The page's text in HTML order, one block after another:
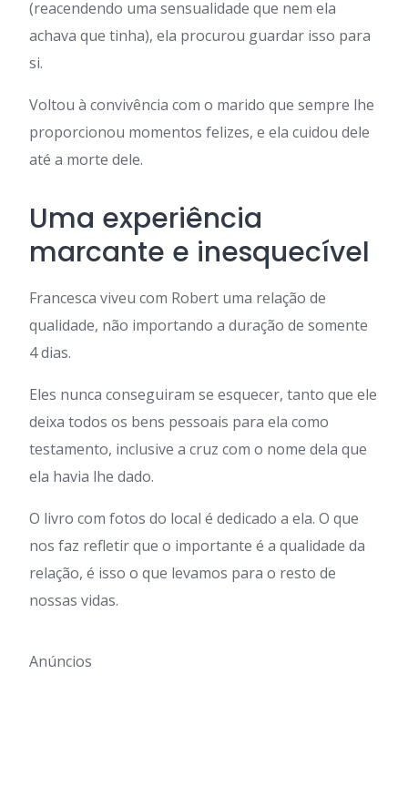
(reacendendo uma sensualidade que nem ela
achava que tinha), ela procurou guardar isso para
si.
Voltou à convivência com o marido que sempre lhe
proporcionou momentos felizes, e ela cuidou dele
até a morte dele.
Uma experiência
marcante e inesquecível
Francesca viveu com Robert uma relação de
qualidade, não importando a duração de somente
4 dias.
Eles nunca conseguiram se esquecer, tanto que ele
deixa todos os bens pessoais para ela como
testamento, inclusive a cruz com o nome dela que
ela havia lhe dado.
O livro com fotos do local é dedicado a ela. O que
nos faz refletir que o importante é a qualidade da
relação, é isso o que levamos para o resto de
nossas vidas.
Anúncios